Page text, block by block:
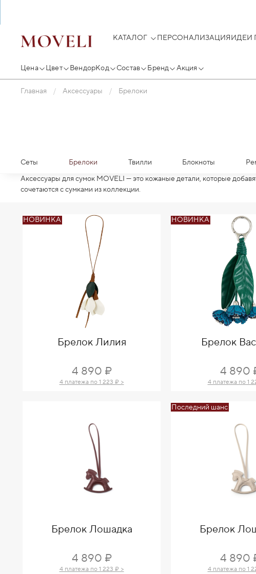
КАТАЛОГ ПЕРСОНАЛИЗАЦИЯИДЕИ
Цена Цвет ВендорКод Состав Бренд Акция
Главная Аксессуары Брелоки
Сеты Брелоки Твилли Блокноты
Аксессуары для сумок MOVELI — это кожаные детали, которые
сочетаются с сумками из коллекции.
НОВИНКА
Брелок Лилия
4 890 ₽
4 платежа по 1 223 ₽ >
НОВИНКА
Брелок
4 890
4 платежа по 1
Брелок Лошадка
4 890 ₽
4 платежа по 1 223 ₽ >
Последний шанс
Брелок
4 890
4 платежа по 1